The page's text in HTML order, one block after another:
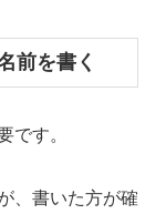
前を書く
です。
、書いた方が確